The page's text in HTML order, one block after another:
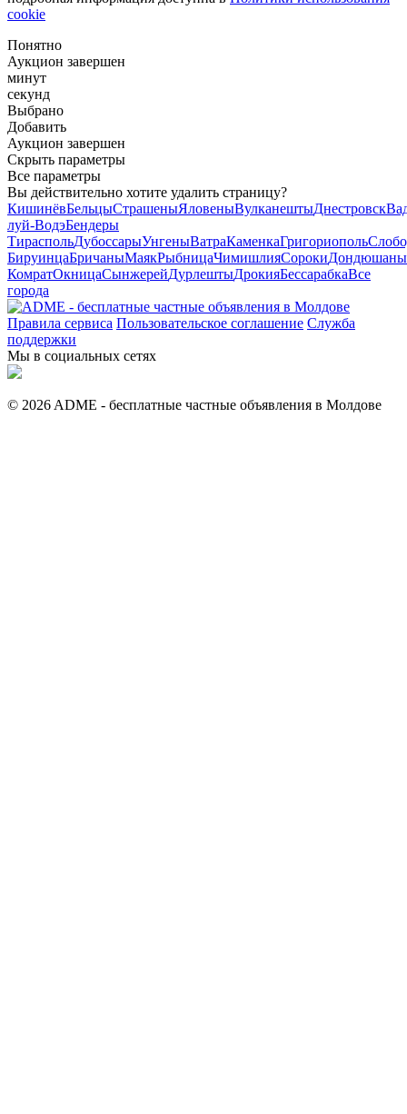
cookie
Понятно
Аукцион завершен
минут
секунд
Выбрано
Добавить
Аукцион завершен
Скрыть параметры
Все параметры
Вы действительно хотите удалить страницу?
КишинёвБельцыСтрашеныЯловеныВулканештыДнестровск
луй-ВодэБендеры
ТираспольДубоссарыУнгеныВатраКаменкаГригориополь
БируинцаБричаныМаякРыбницаЧимишлияСорокиДондюшаны
КомратОкницаСынжерейДурлештыДрокияБессарабкаВсе
города
Правила сервиса Пользовательское соглашение Служба
поддержки
Мы в социальных сетях
© 2026 ADME - бесплатные частные объявления в Молдове